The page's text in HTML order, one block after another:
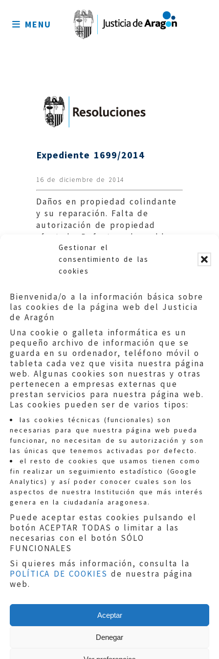
Gestionar el
consentimiento de las
cookies
Bienvenida/o a la información básica sobre
las cookies de la página web del Justicia
de Aragón
Una cookie o galleta informática es un
pequeño archivo de información que se
guarda en su ordenador, teléfono móvil o
tableta cada vez que visita nuestra página
web. Algunas cookies son nuestras y otras
pertenecen a empresas externas que
prestan servicios para nuestra página web.
Las cookies pueden ser de varios tipos:
las cookies técnicas (funcionales) son
necesarias para que nuestra página web pueda
funcionar, no necesitan de su autorización y son
las únicas que tenemos activadas por defecto.
el resto de cookies que usamos tienen como
fin realizar un seguimiento estadístico (Google
Analytics) y así poder conocer cuales son los
aspectos de nuestra Institución que más interés
genera en la ciudadanía aragonesa.
Puede aceptar estas cookies pulsando el
botón ACEPTAR TODAS o limitar a las
necesarias con el botón SÓLO
FUNCIONALES
Si quieres más información, consulta la
POLÍTICA DE COOKIES de nuestra página
web.
Aceptar
Denegar
sitio
MENU
Expediente 1699/2014
16 de diciembre de 2014
Daños en propiedad colindante
y su reparación. Falta de
autorización de propiedad
afectada. Defecto subsanable.
Villarroya de la Sierra
Quejas:quejas@eljusticiadearagon.es
Información general:
informacion@eljusticiadearagon.es
Teléfonos:900 210 210/
Aviso legal|Política de privacidad|
Protección de Datos
Política de cookies
Copyright © 2019El Justicia de Aragón|
Sephor Consulting